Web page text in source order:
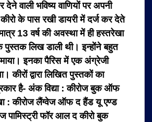
वाली भविष्य वाणियों पर अपनी
कीरो के पास रखी डायरी में दर्ज कर देते
13 वर्ष की अवस्था में ही हस्तरेखा
पुस्तक लिख डाली थी। इन्होंने बहुत
इनका पैरिस में एक अंग्रेजी
कीरों द्वारा लिखित पुस्तकों का
है- अंक विद्या : कीरोज बुक ऑफ
: कीरोज लैंग्वेज ऑफ द हैंड यू एण्ड
पामिस्ट्री फॉर आल द कीरो बुक